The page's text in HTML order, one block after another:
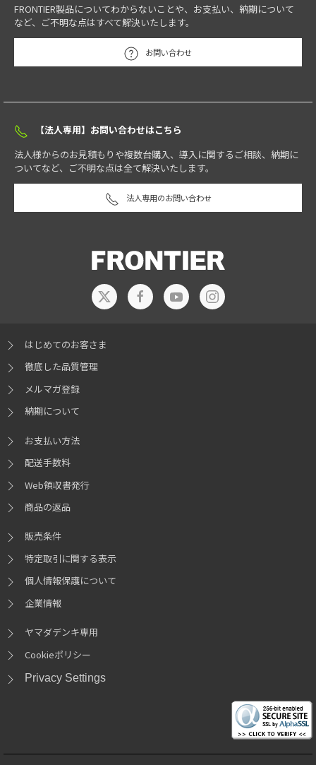
FRONTIER製品についてわからないことや、お支払い、納期について
など、ご不明な点はすべて解決いたします。
お問い合わせ
【法人専用】お問い合わせはこちら
法人様からのお見積もりや複数台購入、導入に関するご相談、納期に
ついてなど、ご不明な点は全て解決いたします。
法人専用のお問い合わせ
はじめてのお客さま
徹底した品質管理
メルマガ登録
納期について
お支払い方法
配送手数料
Web領収書発行
商品の返品
販売条件
特定取引に関する表示
個人情報保護について
企業情報
ヤマダデンキ専用
Cookieポリシー
Privacy Settings